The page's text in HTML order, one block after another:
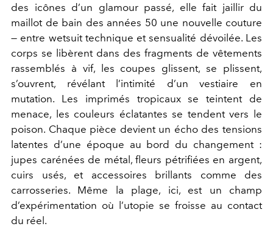
des icônes d’un glamour passé, elle fait jaillir du
maillot de bain des années 50 une nouvelle couture
— entre wetsuit technique et sensualité dévoilée. Les
corps se libèrent dans des fragments de vêtements
rassemblés à vif, les coupes glissent, se plissent,
s’ouvrent, révélant l’intimité d’un vestiaire en
mutation. Les imprimés tropicaux se teintent de
menace, les couleurs éclatantes se tendent vers le
poison. Chaque pièce devient un écho des tensions
latentes d’une époque au bord du changement :
jupes carénées de métal, fleurs pétrifiées en argent,
cuirs usés, et accessoires brillants comme des
carrosseries. Même la plage, ici, est un champ
d’expérimentation où l’utopie se froisse au contact
du réel.